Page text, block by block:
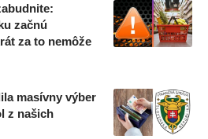
začnú
za to nemôže
masívny výber
z našich